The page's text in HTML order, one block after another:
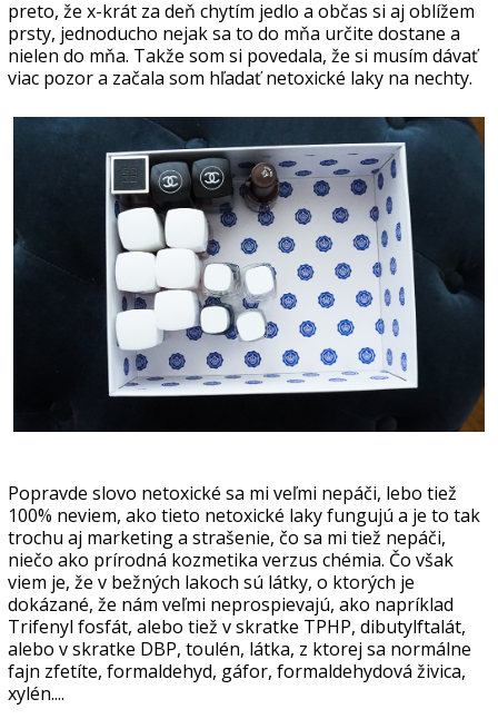
preto, že x-krát za deň chytím jedlo a občas si aj oblížem
prsty, jednoducho nejak sa to do mňa určite dostane a
nielen do mňa. Takže som si povedala, že si musím dávať
viac pozor a začala som hľadať netoxické laky na nechty.
Popravde slovo netoxické sa mi veľmi nepáči, lebo tiež
100% neviem, ako tieto netoxické laky fungujú a je to tak
trochu aj marketing a strašenie, čo sa mi tiež nepáči,
niečo ako prírodná kozmetika verzus chémia. Čo však
viem je, že v bežných lakoch sú látky, o ktorých je
dokázané, že nám veľmi neprospievajú, ako napríklad
Trifenyl fosfát, alebo tiež v skratke TPHP, dibutylftalát,
alebo v skratke DBP, toulén, látka, z ktorej sa normálne
fajn zfetíte, formaldehyd, gáfor, formaldehydová živica,
xylén....